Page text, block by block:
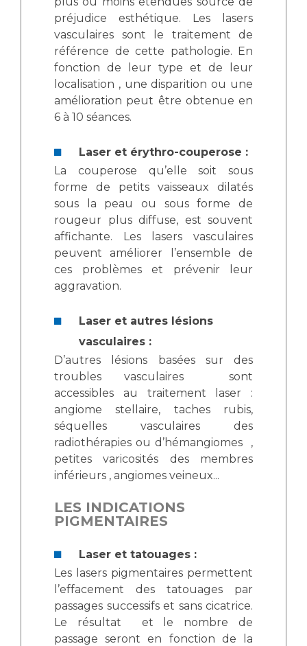
préjudice esthétique. Les lasers
vasculaires sont le traitement de
référence de cette pathologie. En
fonction de leur type et de leur
localisation , une disparition ou une
amélioration peut être obtenue en
6 à 10 séances.
Laser et érythro-couperose :
La couperose qu’elle soit sous
forme de petits vaisseaux dilatés
sous la peau ou sous forme de
rougeur plus diffuse, est souvent
affichante. Les lasers vasculaires
peuvent améliorer l’ensemble de
ces problèmes et prévenir leur
aggravation.
Laser et autres lésions
vasculaires :
D’autres lésions basées sur des
troubles vasculaires sont
accessibles au traitement laser :
angiome stellaire, taches rubis,
séquelles vasculaires des
radiothérapies ou d’hémangiomes ,
petites varicosités des membres
inférieurs , angiomes veineux...
LES INDICATIONS
PIGMENTAIRES
Laser et tatouages :
Les lasers pigmentaires permettent
l’effacement des tatouages par
passages successifs et sans cicatrice.
Le résultat et le nombre de
passage seront en fonction de la